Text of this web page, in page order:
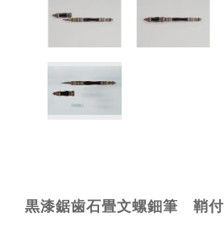
黒漆鋸歯石畳文螺鈿筆 鞘付